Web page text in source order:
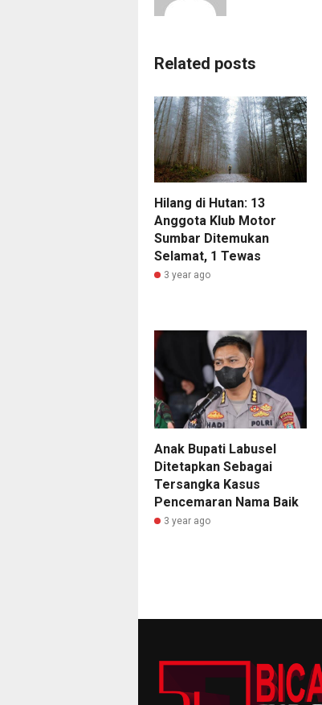
Related posts
Hilang di Hutan: 13
Anggota Klub Motor
Sumbar Ditemukan
Selamat, 1 Tewas
3 year ago
Anak Bupati Labusel
Ditetapkan Sebagai
Tersangka Kasus
Pencemaran Nama Baik
3 year ago